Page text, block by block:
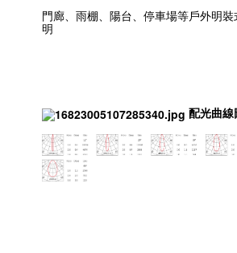
門廊、雨棚、陽台、停車場等戶外明
明
配光曲線